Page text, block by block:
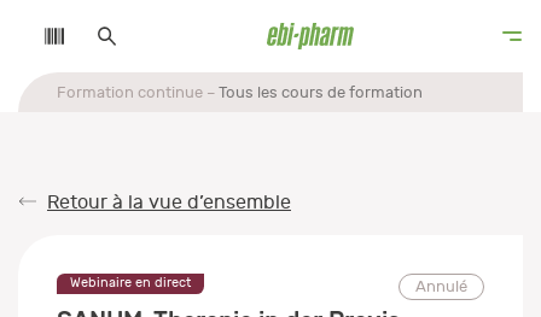
Formation continue Tous les cours de formation
Retour à la vue d’ensemble
Webinaire en direct Annulé